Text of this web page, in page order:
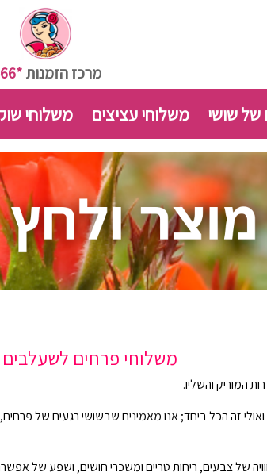
מרכז הזמנות*6466
של שושי משלוחי עציצים משלוחי
משלוחי פרחים לשעלבים
המוריק והשליו.
ואולי זה הכל ביחד; אנו מאמינים שבשושי רגעים של
של צבעים, ריחות טריים ומשכרי חושים, ושפע של